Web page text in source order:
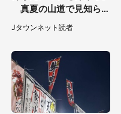
真夏の山道で見知らぬ
お婆さんに握らされたも
の（山口県・30代女
Jタウンネット読者